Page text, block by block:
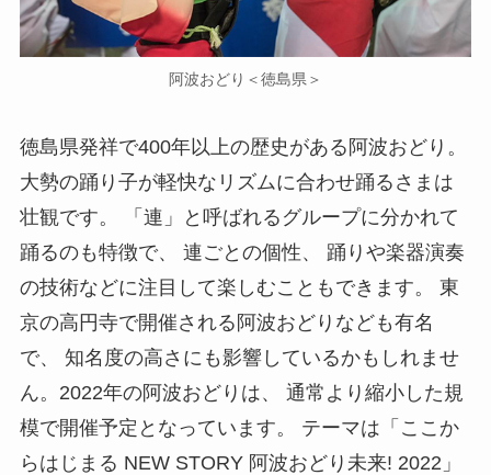
阿波おどり＜徳島県＞
徳島県発祥で400年以上の歴史がある阿波おどり。
大勢の踊り子が軽快なリズムに合わせ踊るさまは
壮観です。 「連」と呼ばれるグループに分かれて
踊るのも特徴で、 連ごとの個性、 踊りや楽器演奏
の技術などに注目して楽しむこともできます。 東
京の高円寺で開催される阿波おどりなども有名
で、 知名度の高さにも影響しているかもしれませ
ん。2022年の阿波おどりは、 通常より縮小した規
模で開催予定となっています。 テーマは「ここか
らはじまる NEW STORY 阿波おどり未来! 2022」